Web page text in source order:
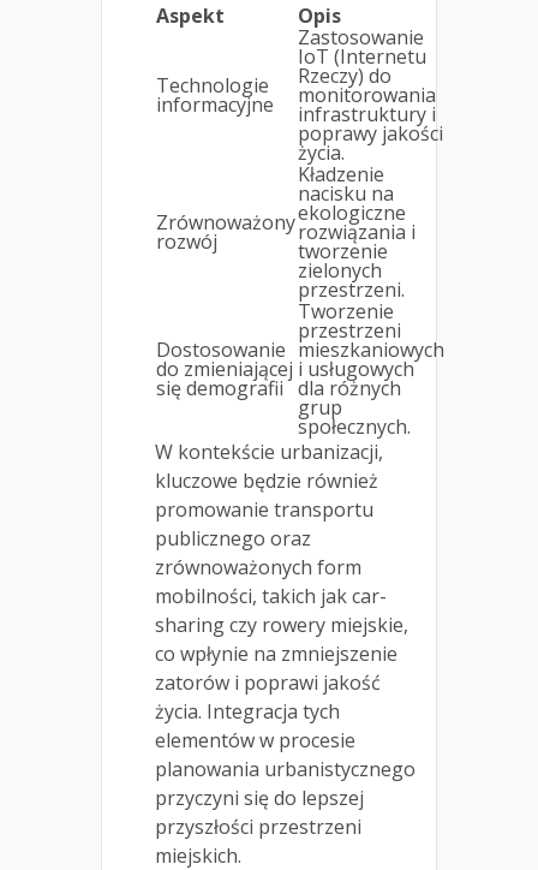
Aspekt
Opis
Technologie
informacyjne
Zastosowanie
IoT (Internetu
Rzeczy) do
monitorowania
infrastruktury i
poprawy jakości
życia.
Zrównoważony
rozwój
Kładzenie
nacisku na
ekologiczne
rozwiązania i
tworzenie
zielonych
przestrzeni.
Dostosowanie
do zmieniającej
się demografii
Tworzenie
przestrzeni
mieszkaniowych
i usługowych
dla różnych
grup
społecznych.
W kontekście urbanizacji,
kluczowe będzie również
promowanie transportu
publicznego oraz
zrównoważonych form
mobilności, takich jak car-
sharing czy rowery miejskie,
co wpłynie na zmniejszenie
zatorów i poprawi jakość
życia. Integracja tych
elementów w procesie
planowania urbanistycznego
przyczyni się do lepszej
przyszłości przestrzeni
miejskich.